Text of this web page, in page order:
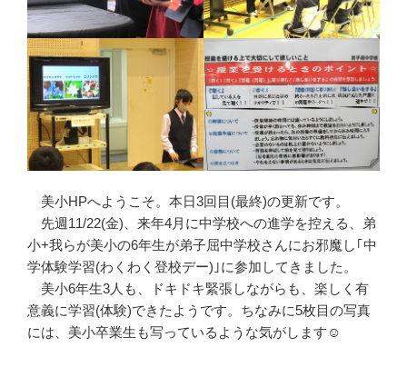
美小HPへようこそ。本日3回目(最終)の更新です。
先週11/22(金)、来年4月に中学校への進学を控える、弟
小+我らが美小の6年生が弟子屈中学校さんにお邪魔し｢中
学体験学習(わくわく登校デー)｣に参加してきました。
美小6年生3人も、ドキドキ緊張しながらも、楽しく有
意義に学習(体験)できたようです。ちなみに5枚目の写真
には、美小卒業生も写っているような気がします☺